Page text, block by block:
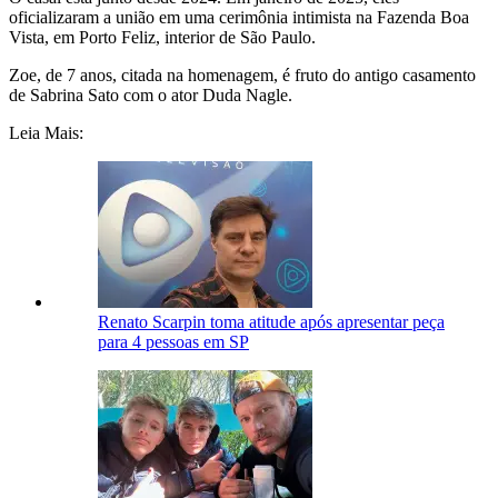
oficializaram a união em uma cerimônia intimista na Fazenda Boa
Vista, em Porto Feliz, interior de São Paulo.
Zoe, de 7 anos, citada na homenagem, é fruto do antigo casamento
de Sabrina Sato com o ator Duda Nagle.
Leia Mais:
Renato Scarpin toma atitude após apresentar peça
para 4 pessoas em SP